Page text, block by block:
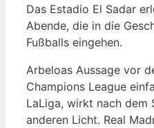
Das Estadio El Sadar
Abende, die in die
Fußballs eingehen.
Arbeloas Aussage vor
Champions League
LaLiga, wirkt nach dem
anderen Licht. Real